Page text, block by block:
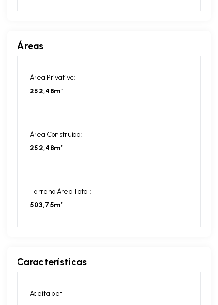
Áreas
Área Privativa:
252,48m²
Área Construída:
252,48m²
Terreno Área Total:
503,75m²
Características
Aceita pet